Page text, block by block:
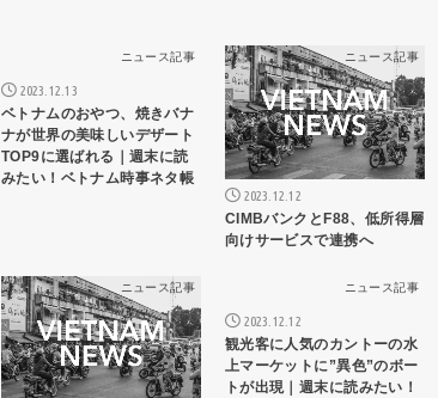
ニュース記事
2023.12.13
ベトナムのおやつ、焼きバナ
ナが世界の美味しいデザート
TOP9に選ばれる｜週末に読
みたい！ベトナム時事ネタ帳
ニュース記事
2023.12.12
CIMBバンクとF88、低所得層
向けサービスで連携へ
ニュース記事 ニュース記事
2023.12.12
観光客に人気のカントーの水
上マーケットに”異色”のボー
トが出現｜週末に読みたい！